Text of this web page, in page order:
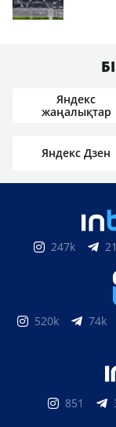
Яндекс
жаңалықтар
Яндекс Дзен
247k
520k 74k
851